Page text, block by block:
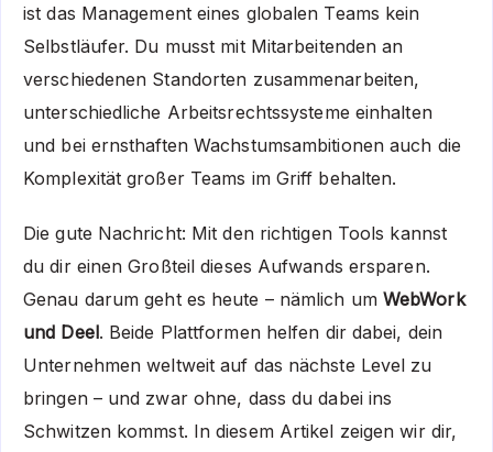
ist das Management eines globalen Teams kein
Selbstläufer. Du musst mit Mitarbeitenden an
verschiedenen Standorten zusammenarbeiten,
unterschiedliche Arbeitsrechtssysteme einhalten
und bei ernsthaften Wachstumsambitionen auch die
Komplexität großer Teams im Griff behalten.
Die gute Nachricht: Mit den richtigen Tools kannst
du dir einen Großteil dieses Aufwands ersparen.
Genau darum geht es heute – nämlich um WebWork
und Deel. Beide Plattformen helfen dir dabei, dein
Unternehmen weltweit auf das nächste Level zu
bringen – und zwar ohne, dass du dabei ins
Schwitzen kommst. In diesem Artikel zeigen wir dir,